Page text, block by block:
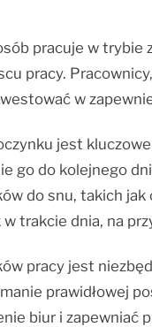
pracuje w
pracy.
w
jest
go do kolejnego
do snu, takich
trakcie dnia, na
pracy jest
prawidłowej
biur i zapewniać